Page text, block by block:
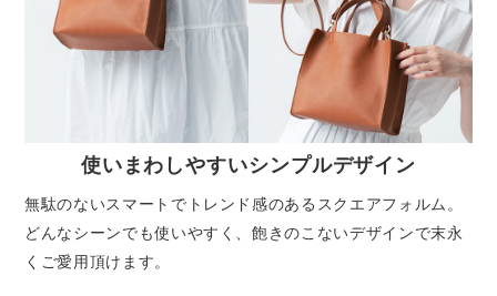
使いまわしやすいシンプルデザイン
無駄のないスマートでトレンド感のあるスクエアフォルム。
どんなシーンでも使いやすく、飽きのこないデザインで末永
くご愛用頂けます。